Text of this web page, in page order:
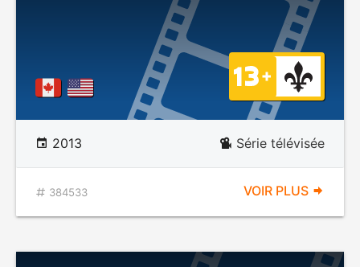
2013 Série télévisée
384533 VOIR PLUS